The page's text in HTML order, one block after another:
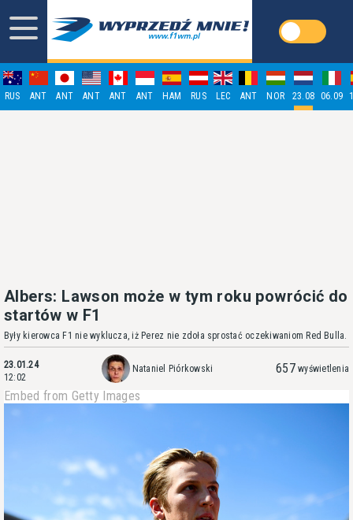
RUS ANT ANT ANT ANT ANT HAM RUS LEC ANT NOR 23.08 06.09
Albers: Lawson może w tym roku powrócić do
startów w F1
Były kierowca F1 nie wyklucza, iż Perez nie zdoła sprostać oczekiwaniom Red Bulla.
23.01.24
12:02
Nataniel Piórkowski 657 wyświetlenia
Embed from Getty Images